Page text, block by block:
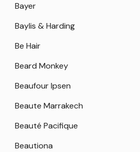
Bayer
Baylis & Harding
Be Hair
Beard Monkey
Beaufour Ipsen
Beaute Marrakech
Beauté Pacifique
Beautiona